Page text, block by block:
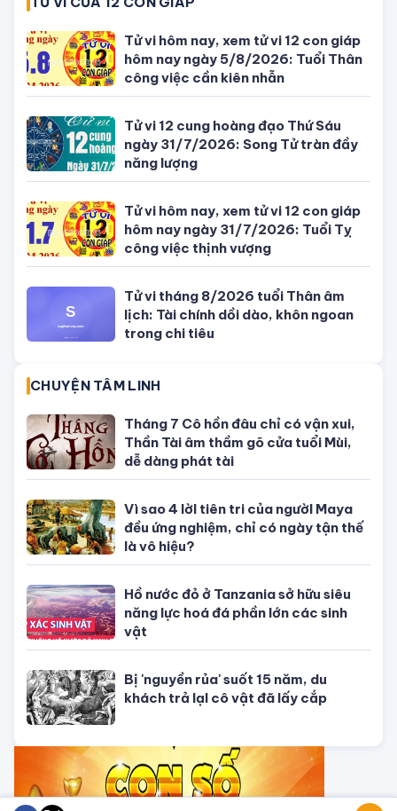
TỬ VI CỦA 12 CON GIÁP
Tử vi hôm nay, xem tử vi 12 con giáp
hôm nay ngày 5/8/2026: Tuổi Thân
công việc cần kiên nhẫn
Tử vi 12 cung hoàng đạo Thứ Sáu
ngày 31/7/2026: Song Tử tràn đầy
năng lượng
Tử vi hôm nay, xem tử vi 12 con giáp
hôm nay ngày 31/7/2026: Tuổi Tỵ
công việc thịnh vượng
Tử vi tháng 8/2026 tuổi Thân âm
CHUYỆN TÂM LINH
Tháng 7 Cô hồn đâu chỉ có vận xui,
Thần Tài âm thầm gõ cửa tuổi Mùi,
dễ dàng phát tài
Vì sao 4 lờI tiên tri của ngườI Maya
đều ứng nghiệm, chỉ có ngày tận thế
là vô hiệu?
Hồ nước đỏ ở Tanzania sở hữu siêu
năng lực hoá đá phần lớn các sinh
vật